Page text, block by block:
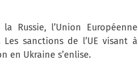
Russie, l’Union Européenne
sanctions de l’UE visant à
en Ukraine s’enlise.